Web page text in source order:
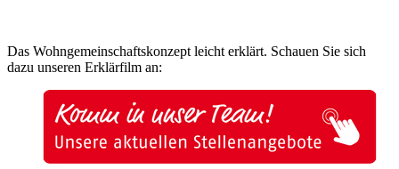
Das Wohngemeinschaftskonzept leicht erklärt. Schauen Sie sich
dazu unseren Erklärfilm an: